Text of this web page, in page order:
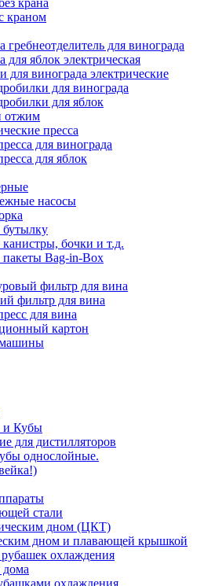
крана
краном
гребнеотделитель для винограда
для яблок электрическая
для винограда электрические
для винограда
для яблок
отжим
пресса
для винограда
для яблок
насосы
бутылку
канистры, бочки и т.д.
пакеты Bag-in-Box
фильтр для вина
фильтр для вина
для вина
картон
и Кубы
для дистилляторов
однослойные.
стали
дном (ЦКТ)
дном и плавающей крышкой
охлаждения
охлаждения